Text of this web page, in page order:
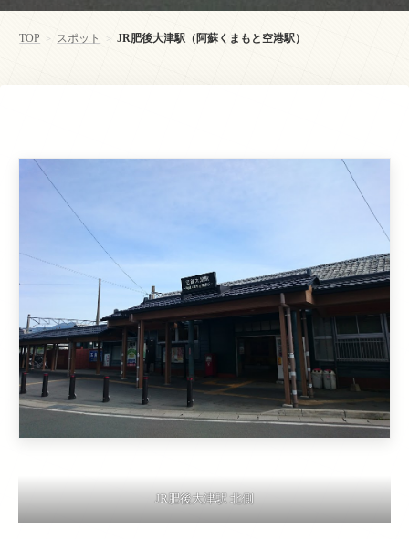
TOP > スポット > JR肥後大津駅（阿蘇くまもと空港駅）
JR肥後大津駅 北側